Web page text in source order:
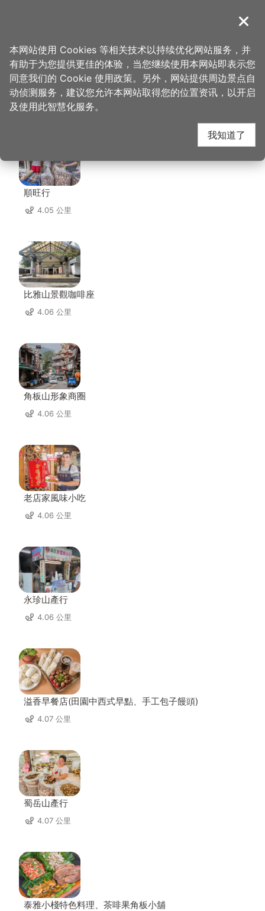
導覽
首页 > 想去的地方 > 美食、购物 > 阿姆坪餐厅
阿姆坪餐厅 周边店家
順旺行
4.05 公里
比雅山景觀咖啡座
4.06 公里
角板山形象商圈
4.06 公里
老店家風味小吃
4.06 公里
永珍山產行
4.06 公里
溢香早餐店(田園中西式早點、手工包子饅頭)
4.07 公里
蜀岳山產行
4.07 公里
泰雅小棧特色料理、茶啡果角板小舖
关闭
本网站使用 Cookies 等相关技术以持续优化网站服务，并
有助于为您提供更佳的体验，当您继续使用本网站即表示您
同意我们的 Cookie 使用政策。另外，网站提供周边景点自
动侦测服务，建议您允许本网站取得您的位置资讯，以开启
及使用此智慧化服务。
我知道了